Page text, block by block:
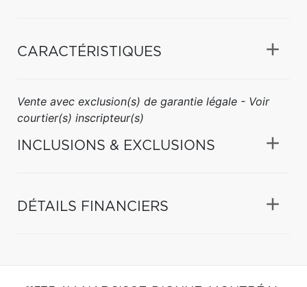
CARACTÉRISTIQUES
Vente avec exclusion(s) de garantie légale - Voir
courtier(s) inscripteur(s)
INCLUSIONS & EXCLUSIONS
DÉTAILS FINANCIERS